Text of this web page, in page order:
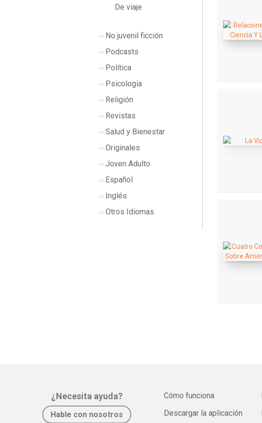
De viaje
No juvenil ficción
Podcasts
Política
Psicología
Religión
Revistas
Salud y Bienestar
Originales
Joven Adulto
Español
Inglés
Otros Idiomas
¿Necesita ayuda?
Hable con nosotros
Cómo funciona
Descargar la aplicación